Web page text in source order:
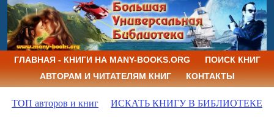
ГЛАВНАЯ - КНИГИ НА MANY-BOOKS.ORG
ПОИСК КНИГ
АВТОРАМ И ЧИТАТЕЛЯМ КНИГ
КОНТАКТЫ
ТОП авторов и книг ИСКАТЬ КНИГУ В БИБЛИОТЕКЕ